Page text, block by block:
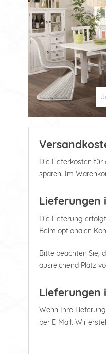
Die Lieferkosten
sparen. Im
Lieferungen
Die Lieferung
Beim optionalen
Bitte beachten Sie,
ausreichend Platz
Lieferungen
Wenn Ihre
per E-Mail. Wir